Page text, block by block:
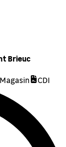
Brieuc
CDI